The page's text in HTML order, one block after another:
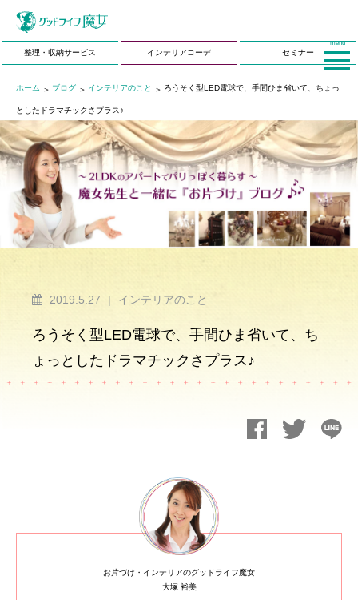
整理・収納サービス インテリアコーデ セミナー
ホーム ブログ インテリアのこと ろうそく型LED電球で、手間ひま省いて、ちょっ
としたドラマチックさプラス♪
2019.5.27 | インテリアのこと
ろうそく型LED電球で、手間ひま省いて、ち
ょっとしたドラマチックさプラス♪
お片づけ・インテリアのグッドライフ魔女
大塚 裕美
menu